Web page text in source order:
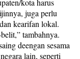
juga perlu
kearifan lokal.
tambahnya.
deengan sesama
lain, seperti